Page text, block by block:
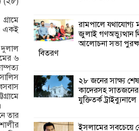
একই
দুলাল
৬
তার
কালিগঞ্জে নিখোঁজ
মরদেহ অবশেষে
ইছামতী নদীতে
২নং ওয়ার্ডের উদ্যোগে
কর্মী সম্মেলন
সহনশীল জনগোষ্ঠী
রামপালে যথাযোগ্য
জুলাই গণঅভ্যুত্থান
আলোচনা সভা
বিতরণ
২৮ জনের সাক্ষ্য
কাদেরসহ সাতজনের
যুক্তিতর্ক ট্রাইব্যুনালে
ইসলামের সবচেয়ে